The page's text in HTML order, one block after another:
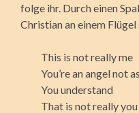
folge ihr. Durch einen
Christian an einem Flügel
This is not really me
You’re an angel not
You understand
That is not really you